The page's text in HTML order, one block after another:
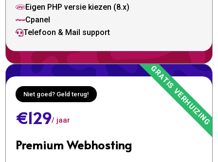
Eigen PHP versie kiezen (8.x)
Cpanel
Telefoon & Mail support
Niet goed? Geld terug!
€129/ jaar
Premium Webhosting